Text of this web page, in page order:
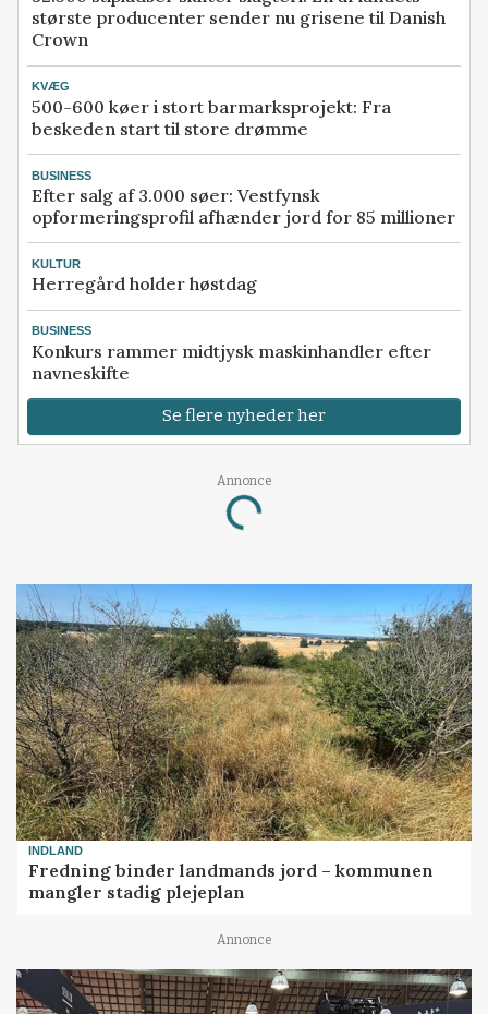
største producenter sender nu grisene til Danish
Crown
KVÆG
500-600 køer i stort barmarksprojekt: Fra
beskeden start til store drømme
BUSINESS
Efter salg af 3.000 søer: Vestfynsk
opformeringsprofil afhænder jord for 85 millioner
KULTUR
Herregård holder høstdag
BUSINESS
Konkurs rammer midtjysk maskinhandler efter
navneskifte
Se flere nyheder her
Annonce
Loading...
INDLAND
Fredning binder landmands jord – kommunen
mangler stadig plejeplan
Annonce